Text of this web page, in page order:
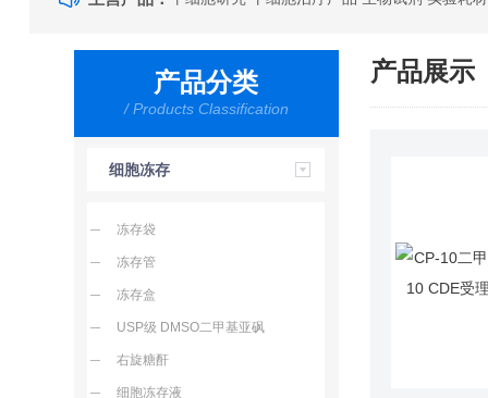
产品分类
/ Products Classification
细胞冻存
冻存袋
冻存管
冻存盒
USP级 DMSO二甲基亚砜
右旋糖酐
细胞冻存液
产品展示